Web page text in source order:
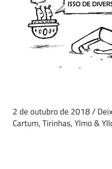
2 de outubro de 2018/
Cartum,Tirinhas,Ylmo &